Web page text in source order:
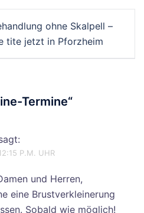
ohne Skalpell –
tite jetzt in Pforzheim
Termine“
P.M. UHR
und Herren,
eine Brustverkleinerung
Sobald wie möglich!